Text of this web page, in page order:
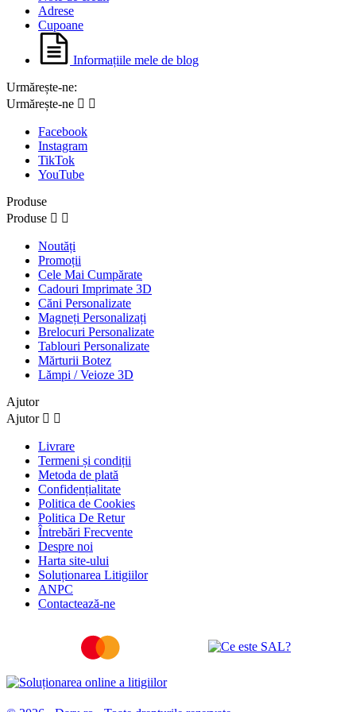
Adrese
Cupoane
Informațiile mele de blog
Urmărește-ne:
Urmărește-ne  
Facebook
Instagram
TikTok
YouTube
Produse
Produse  
Noutăți
Promoții
Cele Mai Cumpărate
Cadouri Imprimate 3D
Căni Personalizate
Magneți Personalizați
Brelocuri Personalizate
Tablouri Personalizate
Mărturii Botez
Lămpi / Veioze 3D
Ajutor
Ajutor  
Livrare
Termeni și condiții
Metoda de plată
Confidențialitate
Politica de Cookies
Politica De Retur
Întrebări Frecvente
Despre noi
Harta site-ului
Soluționarea Litigiilor
ANPC
Contactează-ne